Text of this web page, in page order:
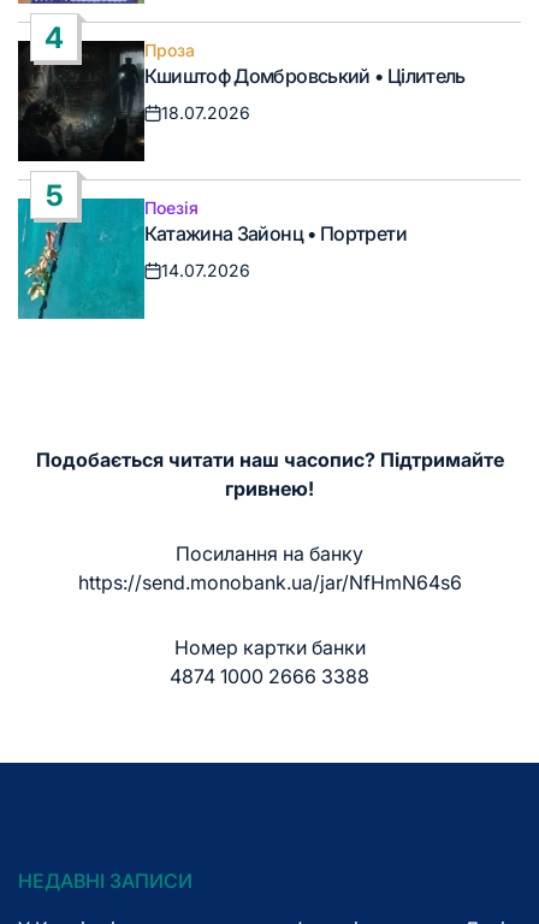
4
Опублікувати
у
Проза
Кшиштоф Домбровський • Цілитель
Дата
запису
18.07.2026
5
Опублікувати
у
Поезія
Катажина Зайонц • Портрети
Дата
14.07.2026
Подобається читати наш часопис? Підтримайте
гривнею!
Посилання на банку
https://send.monobank.ua/jar/NfHmN64s6
Номер картки банки
4874 1000 2666 3388
НЕДАВНІ ЗАПИСИ